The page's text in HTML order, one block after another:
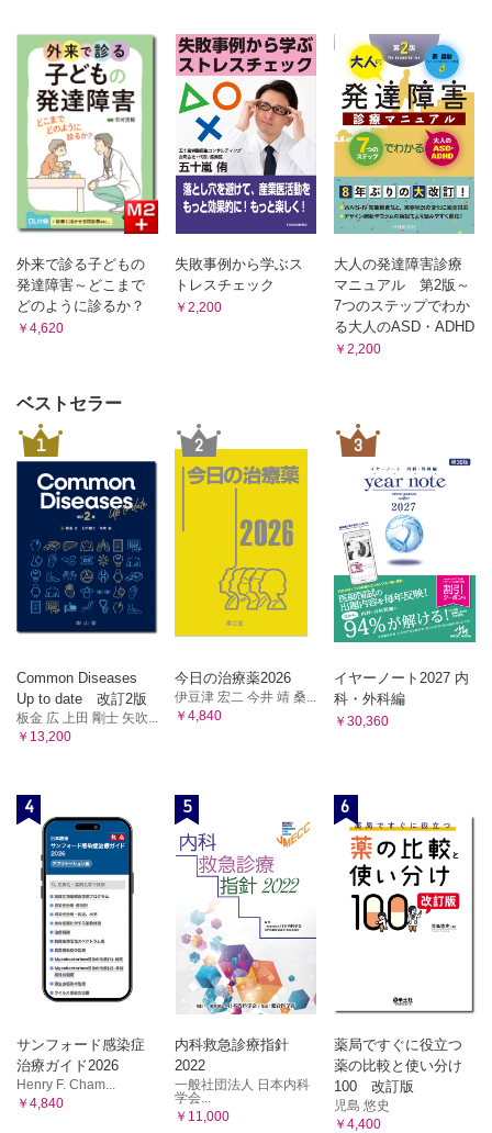
外来で診る子どもの
発達障害～どこまで
どのように診るか？
￥4,620
失敗事例から学ぶス
トレスチェック
￥2,200
大人の発達障害診療
マニュアル 第2版～
7つのステップでわか
る大人のASD・ADHD
￥2,200
ベストセラー
1
Common Diseases
Up to date 改訂2版
板金 広 上田 剛士 矢吹...
￥13,200
2
今日の治療薬2026
伊豆津 宏二 今井 靖 桑...
￥4,840
3
イヤーノート2027 内
科・外科編
￥30,360
4
サンフォード感染症
治療ガイド2026
Henry F. Cham...
￥4,840
5
内科救急診療指針
2022
一般社団法人 日本内科
学会...
￥11,000
6
薬局ですぐに役立つ
薬の比較と使い分け
100 改訂版
児島 悠史
￥4,400